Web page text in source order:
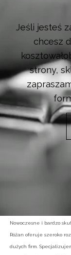
Jeśli jesteś
chcesz
strony,
Nowoczesne i bardzo
Różan oferuje szeroko
dużych firm.